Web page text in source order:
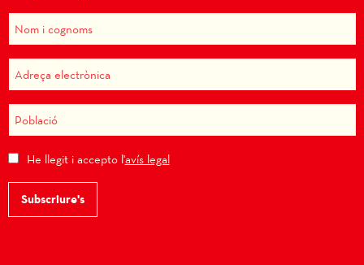
He llegit i accepto l'avís legal
Subscriure's